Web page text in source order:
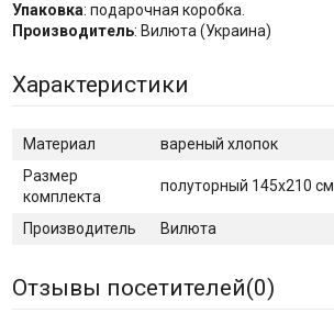
Упаковка: подарочная коробка.
Производитель: Вилюта (Украина)
Характеристики
Материал
вареный хлопок
Размер
комплекта
полуторный 145x210 см
Производитель Вилюта
Отзывы посетителей(0)